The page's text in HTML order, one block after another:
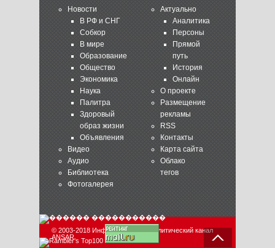
Новости
В РФ и СНГ
Собкор
В мире
Образование
Общество
Экономика
Наука
Палитра
Здоровый
образ жизни
Объявления
Видео
Аудио
Библиотека
Фотогалерея
Актуально
Аналитика
Персоны
Прямой
путь
История
Онлайн
О проекте
Размещение
рекламы
RSS
Контакты
Карта сайта
Облако
тегов
© 2003-2018 Информационно-аналитический канал
ANSAR